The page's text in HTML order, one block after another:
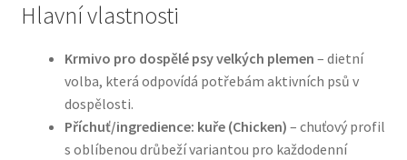
Hill’s pro psy
Hračky pro psy
Hlavní vlastnosti
Krmivo pro dospělé psy velkých plemen – dietní
volba, která odpovídá potřebám aktivních psů v
dospělosti.
Příchuť/ingredience: kuře (Chicken) – chuťový profil
s oblíbenou drůbeží variantou pro každodenní